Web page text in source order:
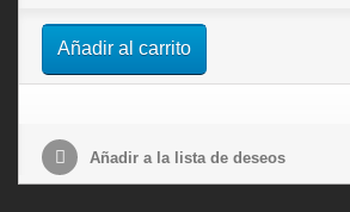
Añadir al carrito
Añadir a la lista de deseos